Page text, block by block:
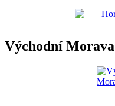
Východní Morava